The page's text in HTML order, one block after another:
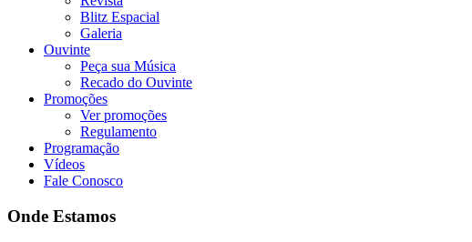
Blitz Espacial
Galeria
Ouvinte
Peça sua Música
Recado do Ouvinte
Promoções
Ver promoções
Regulamento
Programação
Vídeos
Fale Conosco
Onde Estamos